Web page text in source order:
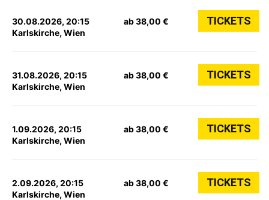
30.08.2026, 20:15
Karlskirche, Wien
ab 38,00 € TICKETS
31.08.2026, 20:15
Karlskirche, Wien
ab 38,00 € TICKETS
1.09.2026, 20:15
Karlskirche, Wien
ab 38,00 € TICKETS
2.09.2026, 20:15
Karlskirche, Wien
ab 38,00 € TICKETS